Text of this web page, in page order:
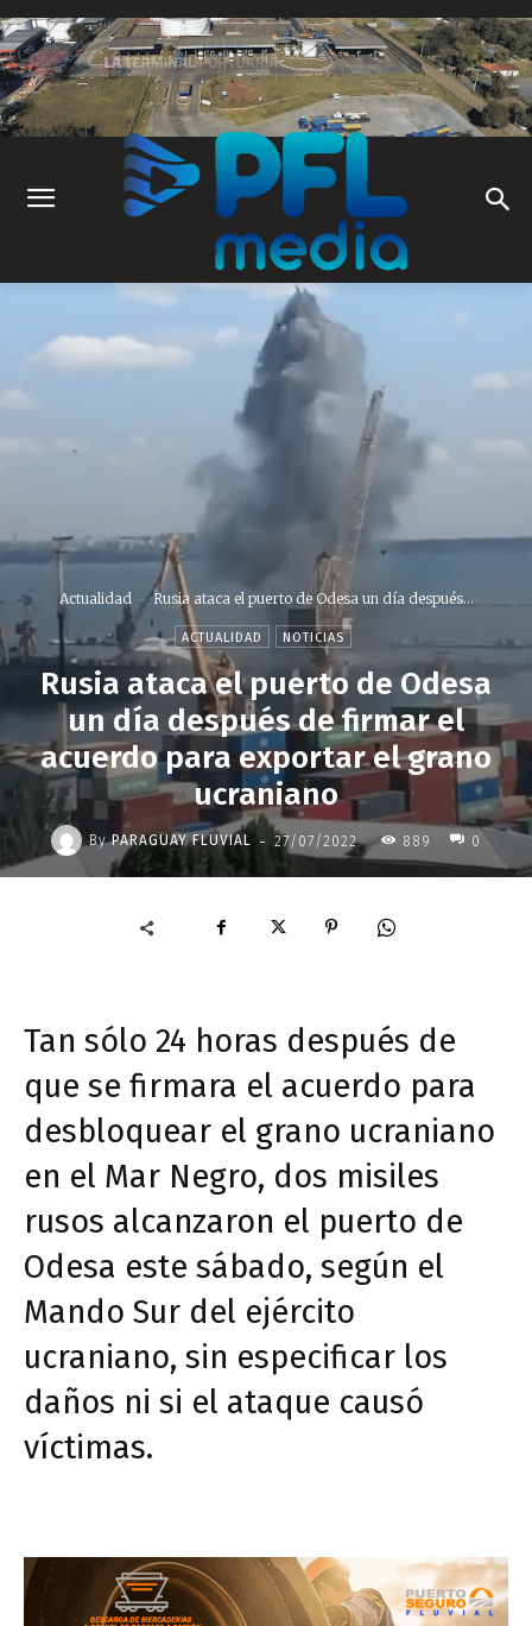
Actualidad Rusia ataca el puerto de Odesa un día después...
ACTUALIDAD NOTICIAS
Rusia ataca el puerto de Odesa
un día después de firmar el
acuerdo para exportar el grano
ucraniano
By PARAGUAY FLUVIAL - 27/07/2022 889 0
Tan sólo 24 horas después de
que se firmara el acuerdo para
desbloquear el grano ucraniano
en el Mar Negro, dos misiles
rusos alcanzaron el puerto de
Odesa este sábado, según el
Mando Sur del ejército
ucraniano, sin especificar los
daños ni si el ataque causó
víctimas.